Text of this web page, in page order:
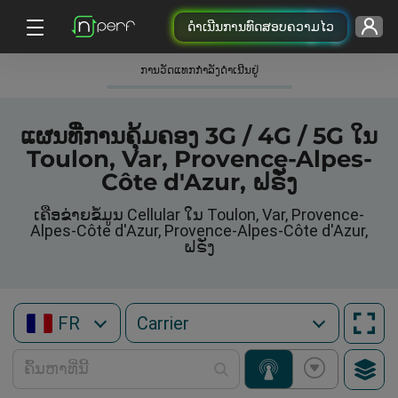
ດຳເນີນການທົດສອບຄວາມໄວ
ການວັດແທກກໍາລັງດໍາເນີນຢູ່
ແຜນທີ່ການຄຸ້ມຄອງ 3G / 4G / 5G ໃນ
Toulon, Var, Provence-Alpes-
Côte d'Azur, ຝຣັ່ງ
ເຄືອຂ່າຍຂໍ້ມູນ Cellular ໃນ Toulon, Var, Provence-
Alpes-Côte d'Azur, Provence-Alpes-Côte d'Azur,
ຝຣັ່ງ
FR